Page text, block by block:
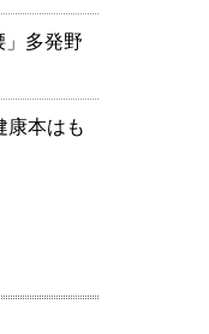
多発野
本はも